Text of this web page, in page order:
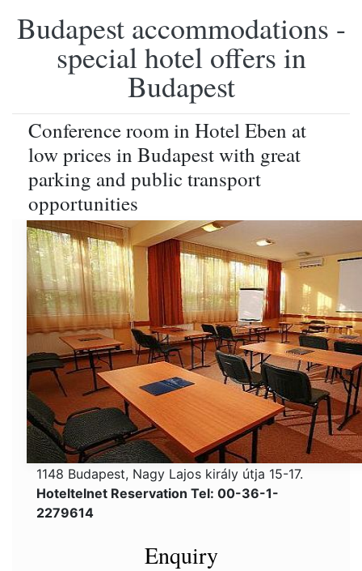
Budapest accommodations -
special hotel offers in
Budapest
Conference room in Hotel Eben at
low prices in Budapest with great
parking and public transport
opportunities
1148 Budapest, Nagy Lajos király útja 15-17.
Hoteltelnet Reservation Tel: 00-36-1-
2279614
Enquiry